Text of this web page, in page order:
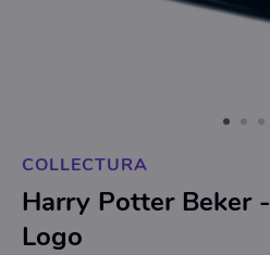
COLLECTURA
Harry Potter Beker
Logo